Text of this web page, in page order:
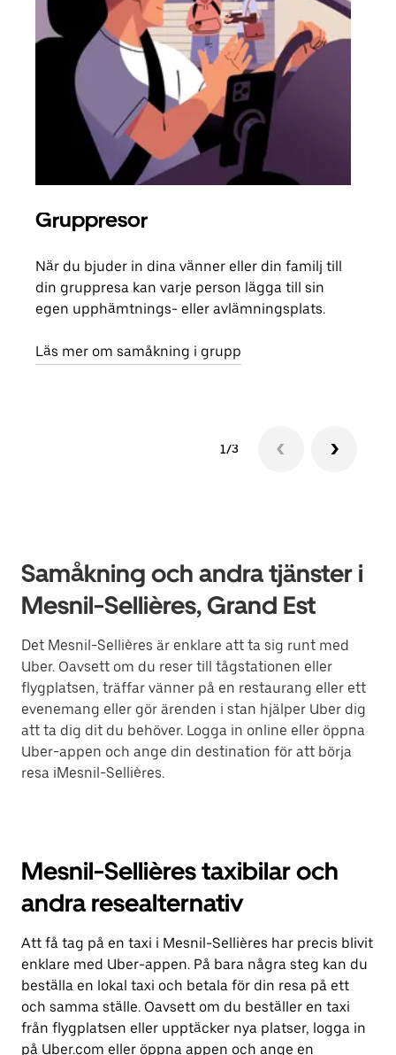
Gruppresor
När du bjuder in dina vänner eller din familj till
din gruppresa kan varje person lägga till sin
egen upphämtnings- eller avlämningsplats.
Läs mer om samåkning i grupp
1/3
Samåkning och andra tjänster i
Mesnil-Sellières, Grand Est
Det Mesnil-Sellières är enklare att ta sig runt med
Uber. Oavsett om du reser till tågstationen eller
flygplatsen, träffar vänner på en restaurang eller ett
evenemang eller gör ärenden i stan hjälper Uber dig
att ta dig dit du behöver. Logga in online eller öppna
Uber-appen och ange din destination för att börja
resa iMesnil-Sellières.
Mesnil-Sellières taxibilar och
andra resealternativ
Att få tag på en taxi i Mesnil-Sellières har precis blivit
enklare med Uber-appen. På bara några steg kan du
beställa en lokal taxi och betala för din resa på ett
och samma ställe. Oavsett om du beställer en taxi
från flygplatsen eller upptäcker nya platser, logga in
på Uber.com eller öppna appen och ange en